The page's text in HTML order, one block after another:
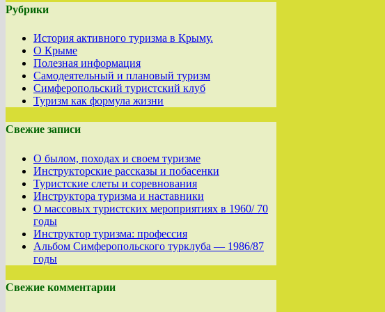
Рубрики
История активного туризма в Крыму.
О Крыме
Полезная информация
Самодеятельный и плановый туризм
Симферопольский туристский клуб
Туризм как формула жизни
Свежие записи
О былом, походах и своем туризме
Инструкторские рассказы и побасенки
Туристские слеты и соревнования
Инструктора туризма и наставники
О массовых туристских мероприятиях в 1960/ 70
годы
Инструктор туризма: профессия
Альбом Симферопольского турклуба — 1986/87
годы
Свежие комментарии